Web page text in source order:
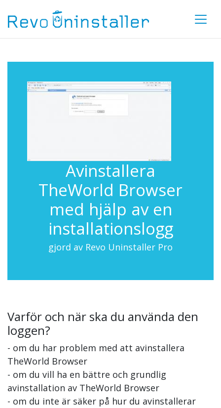
Avinstallera
TheWorld Browser
med hjälp av en
installationslogg
gjord av Revo Uninstaller Pro
Varför och när ska du använda den
loggen?
- om du har problem med att avinstallera
TheWorld Browser
- om du vill ha en bättre och grundlig
avinstallation av TheWorld Browser
- om du inte är säker på hur du avinstallerar